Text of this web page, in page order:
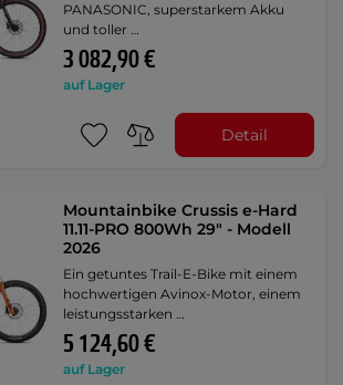
PANASONIC, superstarkem Akku
und toller …
3 082,90 €
auf Lager
Detail
Mountainbike Crussis e-Hard
11.11-PRO 800Wh 29" - Modell
2026
Ein getuntes Trail-E-Bike mit einem
hochwertigen Avinox-Motor, einem
leistungsstarken …
5 124,60 €
auf Lager